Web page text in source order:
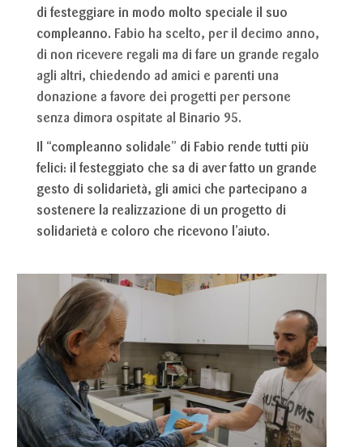
di festeggiare in modo molto speciale il suo
compleanno. Fabio ha scelto, per il decimo anno,
di non ricevere regali ma di fare un grande regalo
agli altri, chiedendo ad amici e parenti una
donazione a favore dei progetti per persone
senza dimora ospitate al Binario 95.
Il “compleanno solidale” di Fabio rende tutti più
felici: il festeggiato che sa di aver fatto un grande
gesto di solidarietà, gli amici che partecipano a
sostenere la realizzazione di un progetto di
solidarietà e coloro che ricevono l’aiuto.